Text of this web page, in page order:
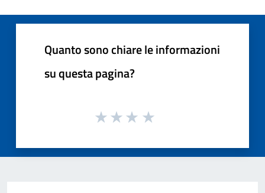
Quanto sono chiare le informazioni
su questa pagina?